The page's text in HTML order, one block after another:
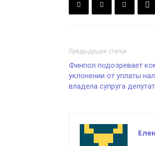
Предыдущая статья
Финпол подозревает
уклонении от уплаты
владела супруга